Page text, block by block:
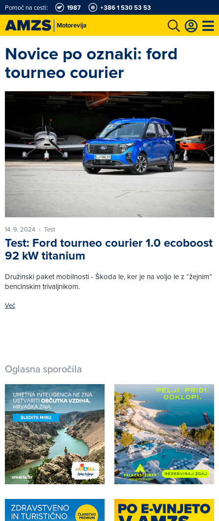
Motorevija
Pomoč na cesti: 1987 +386 1 530 53 53
Karting in motošportni center Najboljši za volanom Moj AMZS
Novice po oznaki: ford
tourneo courier
14. 9. 2024 | Test
Test: Ford tourneo courier 1.0 ecoboost
92 kW titanium
Družinski paket mobilnosti - Škoda le, ker je na voljo le z “žejnim”
bencinskim trivaljnikom.
Več
Oglasna sporočila